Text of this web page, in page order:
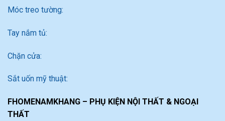
Móc treo tường:
Tay nắm tủ:
Chặn cửa:
Sắt uốn mỹ thuật:
FHOMENAMKHANG – PHỤ KIỆN NỘI THẤT & NGOẠI
THẤT